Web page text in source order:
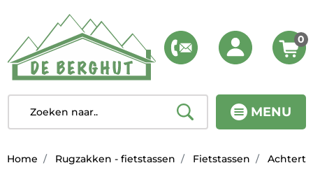
MENU
0
Home Rugzakken - fietstassen Fietstassen